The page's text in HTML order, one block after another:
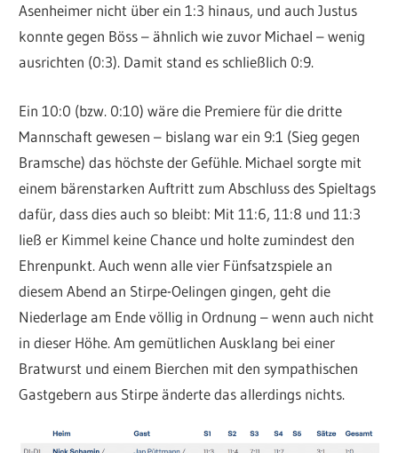
Asenheimer nicht über ein 1:3 hinaus, und auch Justus
konnte gegen Böss – ähnlich wie zuvor Michael – wenig
ausrichten (0:3). Damit stand es schließlich 0:9.
Ein 10:0 (bzw. 0:10) wäre die Premiere für die dritte
Mannschaft gewesen – bislang war ein 9:1 (Sieg gegen
Bramsche) das höchste der Gefühle. Michael sorgte mit
einem bärenstarken Auftritt zum Abschluss des Spieltags
dafür, dass dies auch so bleibt: Mit 11:6, 11:8 und 11:3
ließ er Kimmel keine Chance und holte zumindest den
Ehrenpunkt. Auch wenn alle vier Fünfsatzspiele an
diesem Abend an Stirpe-Oelingen gingen, geht die
Niederlage am Ende völlig in Ordnung – wenn auch nicht
in dieser Höhe. Am gemütlichen Ausklang bei einer
Bratwurst und einem Bierchen mit den sympathischen
Gastgebern aus Stirpe änderte das allerdings nichts.